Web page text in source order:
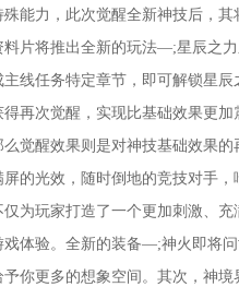
殊能力，此次觉醒全新神技后，
料片将推出全新的玩法—;星辰之
主线任务特定章节，即可解锁星
得再次觉醒，实现比基础效果更
么觉醒效果则是对神技基础效果的
屏的光效，随时倒地的竞技对手，
仅为玩家打造了一个更加刺激、
戏体验。全新的装备—;神火即将
予你更多的想象空间。其次，神